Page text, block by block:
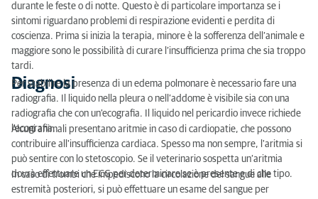
durante le feste o di notte. Questo è di particolare importanza se i
sintomi riguardano problemi di respirazione evidenti e perdita di
coscienza. Prima si inizia la terapia, minore è la sofferenza dell’animale e
maggiore sono le possibilità di curare l’insufficienza prima che sia troppo
tardi.
Diagnosi
Per stabilire la presenza di un edema polmonare è necessario fare una
radiografia. Il liquido nella pleura o nell’addome è visibile sia con una
radiografia che con un'ecografia. Il liquido nel pericardio invece richiede
l'ecografia.
Alcuni animali presentano aritmie in caso di cardiopatie, che possono
contribuire all'insufficienza cardiaca. Spesso ma non sempre, l'aritmia si
può sentire con lo stetoscopio. Se il veterinario sospetta un’aritmia
dovrà effettuare un ECG per determinare se è presente e di che tipo.
In caso di trombi che impediscono la circolazione del sangue alle
estremità posteriori, si può effettuare un esame del sangue per